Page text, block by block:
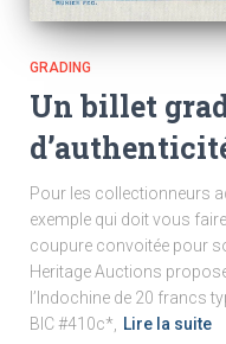
GRADING
Un billet
Pour les collectionneurs
exemple qui doit vous
coupure convoitée pour
Heritage Auctions
l’Indochine de 20 francs
BIC #410c*,
Lire la suite